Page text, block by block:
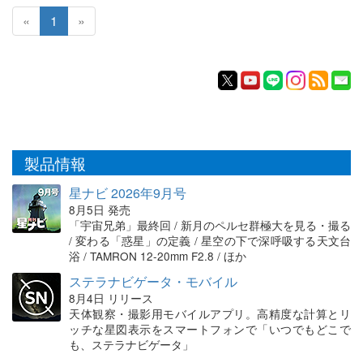
« 1 »
製品情報
星ナビ 2026年9月号
8月5日 発売
「宇宙兄弟」最終回 / 新月のペルセ群極大を見る・撮る
/ 変わる「惑星」の定義 / 星空の下で深呼吸する天文台
浴 / TAMRON 12-20mm F2.8 / ほか
ステラナビゲータ・モバイル
8月4日 リリース
天体観察・撮影用モバイルアプリ。高精度な計算とリ
ッチな星図表示をスマートフォンで「いつでもどこで
も、ステラナビゲータ」